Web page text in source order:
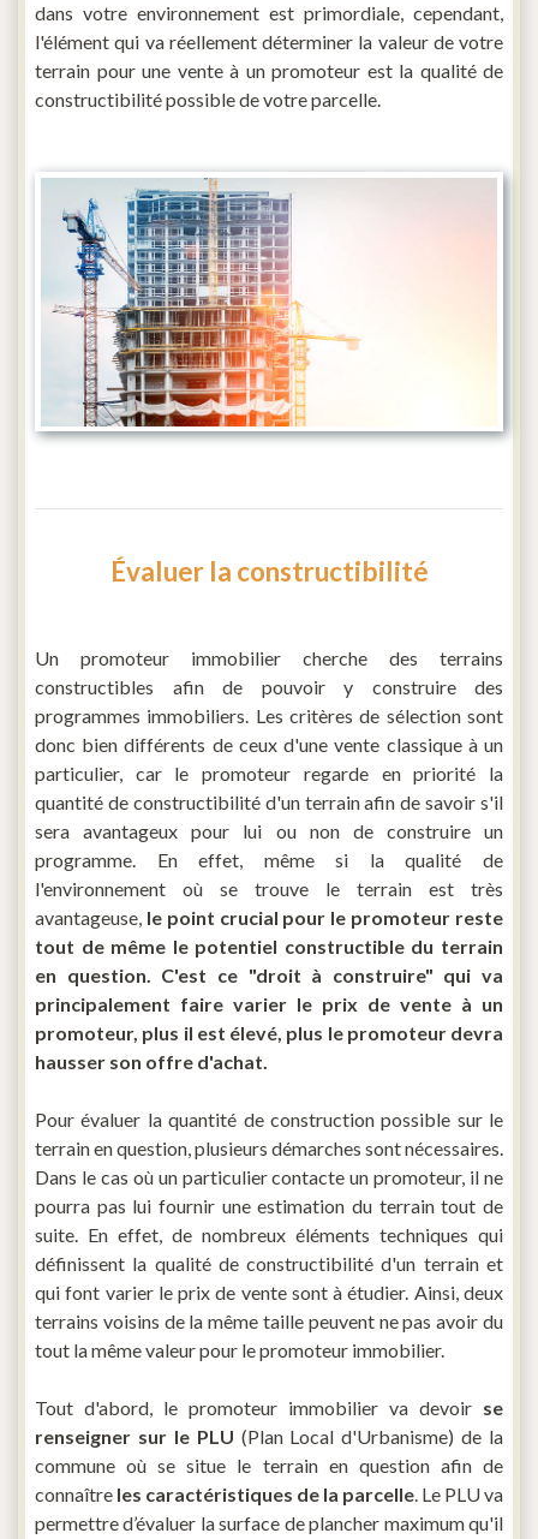
dans votre environnement est primordiale, cependant,
l'élément qui va réellement déterminer la valeur de votre
terrain pour une vente à un promoteur est la qualité de
constructibilité possible de votre parcelle.
Évaluer la constructibilité
Un promoteur immobilier cherche des terrains
constructibles afin de pouvoir y construire des
programmes immobiliers. Les critères de sélection sont
donc bien différents de ceux d'une vente classique à un
particulier, car le promoteur regarde en priorité la
quantité de constructibilité d'un terrain afin de savoir s'il
sera avantageux pour lui ou non de construire un
programme. En effet, même si la qualité de
l'environnement où se trouve le terrain est très
avantageuse, le point crucial pour le promoteur reste
tout de même le potentiel constructible du terrain
en question. C'est ce "droit à construire" qui va
principalement faire varier le prix de vente à un
promoteur, plus il est élevé, plus le promoteur devra
hausser son offre d'achat.
Pour évaluer la quantité de construction possible sur le
terrain en question, plusieurs démarches sont nécessaires.
Dans le cas où un particulier contacte un promoteur, il ne
pourra pas lui fournir une estimation du terrain tout de
suite. En effet, de nombreux éléments techniques qui
définissent la qualité de constructibilité d'un terrain et
qui font varier le prix de vente sont à étudier. Ainsi, deux
terrains voisins de la même taille peuvent ne pas avoir du
tout la même valeur pour le promoteur immobilier.
Tout d'abord, le promoteur immobilier va devoir se
renseigner sur le PLU (Plan Local d'Urbanisme) de la
commune où se situe le terrain en question afin de
connaître les caractéristiques de la parcelle. Le PLU va
permettre d’évaluer la surface de plancher maximum qu'il